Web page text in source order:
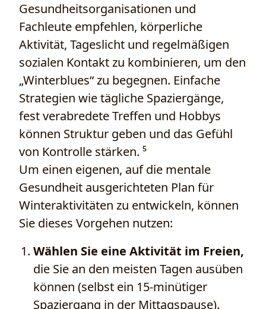
Gesundheitsorganisationen und
Fachleute empfehlen, körperliche
Aktivität, Tageslicht und regelmäßigen
sozialen Kontakt zu kombinieren, um den
„Winterblues“ zu begegnen. Einfache
Strategien wie tägliche Spaziergänge,
fest verabredete Treffen und Hobbys
können Struktur geben und das Gefühl
von Kontrolle stärken. ⁵
Um einen eigenen, auf die mentale
Gesundheit ausgerichteten Plan für
Winteraktivitäten zu entwickeln, können
Sie dieses Vorgehen nutzen:
Wählen Sie eine Aktivität im Freien,
die Sie an den meisten Tagen ausüben
können (selbst ein 15-minütiger
Spaziergang in der Mittagspause).